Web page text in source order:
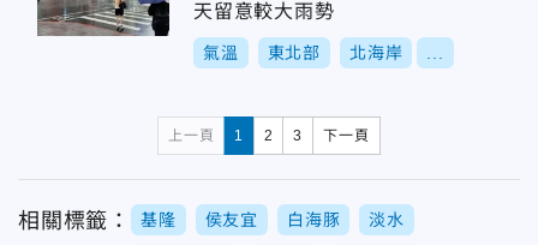
天留意較大雨勢
氣溫 東北部 北海岸
上一頁 1 2 3 下一頁
相關標籤： 基隆 侯友宜 白海豚 淡水